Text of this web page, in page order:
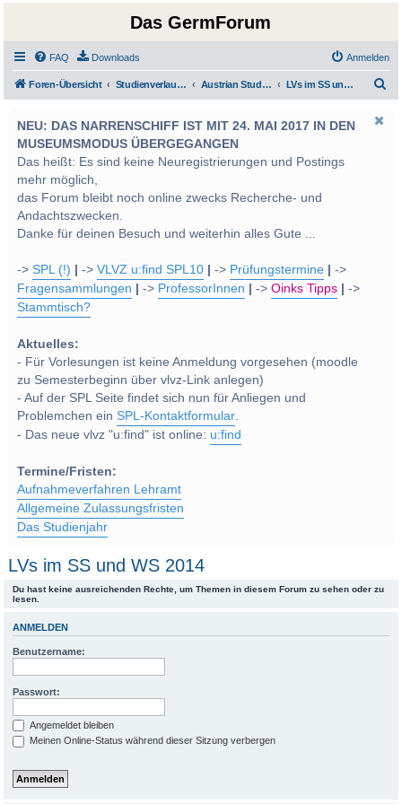
Das GermForum
FAQ Downloads Anmelden
Foren-Übersicht Studienverlauf Bachelor-/Masterstudien sowie UF Deutsch Austrian Studies LVs im SS und WS 2014
NEU: DAS NARRENSCHIFF IST MIT 24. MAI 2017 IN DEN
MUSEUMSMODUS ÜBERGEGANGEN
Das heißt: Es sind keine Neuregistrierungen und Postings
mehr möglich,
das Forum bleibt noch online zwecks Recherche- und
Andachtszwecken.
Danke für deinen Besuch und weiterhin alles Gute ...
->SPL (!) ->VLVZ u:find SPL10 -> Prüfungstermine
->
Fragensammlungen
-> ProfessorInnen ->Oinks Tipps
->
Stammtisch?
Aktuelles:
- Für Vorlesungen ist keine Anmeldung vorgesehen (moodle
zu Semesterbeginn über vlvz-Link anlegen)
- Auf der SPL Seite findet sich nun für Anliegen und
Problemchen einSPL-Kontaktformular.
- Das neue vlvz "u:find" ist online: u:find
Termine/Fristen:
Aufnahmeverfahren Lehramt
Allgemeine Zulassungsfristen
Das Studienjahr
LVs im SS und WS 2014
Du hast keine ausreichenden Rechte, um Themen in diesem Forum zu sehen oder zu
lesen.
ANMELDEN
Benutzername:
Passwort:
Angemeldet bleiben
Meinen Online-Status während dieser Sitzung verbergen